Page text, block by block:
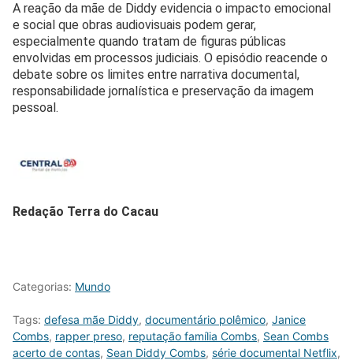
A reação da mãe de Diddy evidencia o impacto emocional
e social que obras audiovisuais podem gerar,
especialmente quando tratam de figuras públicas
envolvidas em processos judiciais. O episódio reacende o
debate sobre os limites entre narrativa documental,
responsabilidade jornalística e preservação da imagem
pessoal.
Redação Terra do Cacau
Categorias: Mundo
Tags: defesa mãe Diddy, documentário polêmico, Janice
Combs, rapper preso, reputação família Combs, Sean Combs
acerto de contas, Sean Diddy Combs, série documental Netflix,